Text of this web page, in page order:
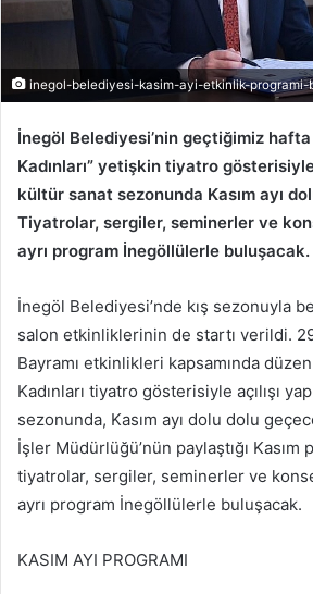
inegol-belediyesi-kasim-ayi-etkinlik-programi-
İnegöl Belediyesi’nin geçtiğimiz
Kadınları” yetişkin tiyatro gösterisiyle
kültür sanat sezonunda Kasım ayı
Tiyatrolar, sergiler, seminerler ve
ayrı program İnegöllülerle buluşacak.
İnegöl Belediyesi’nde kış sezonuyla
salon etkinliklerinin de startı verildi.
Bayramı etkinlikleri kapsamında
Kadınları tiyatro gösterisiyle açılışı
sezonunda, Kasım ayı dolu dolu
İşler Müdürlüğü’nün paylaştığı Kasım
tiyatrolar, sergiler, seminerler ve
ayrı program İnegöllülerle buluşacak.
KASIM AYI PROGRAMI